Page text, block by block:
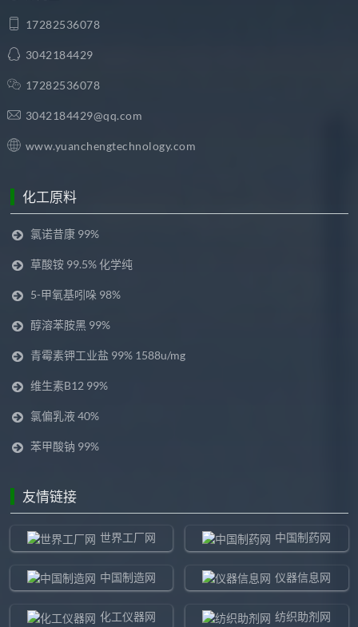
17282536078
3042184429
17282536078
3042184429@qq.com
www.yuanchengtechnology.com
化工原料
氯诺昔康 99%
草酸铵 99.5% 化学纯
5-甲氧基吲哚 98%
醇溶苯胺黑 99%
青霉素钾工业盐 99% 1588u/mg
维生素B12 99%
氯偏乳液 40%
苯甲酸钠 99%
友情链接
世界工厂网 中国制药网
中国制造网 仪器信息网
化工仪器网 纺织助剂网